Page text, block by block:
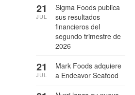
Sigma Foods publica
sus resultados
financieros del
segundo trimestre de
2026
21
JUL
Mark Foods adquiere
a Endeavor Seafood
21
JUL